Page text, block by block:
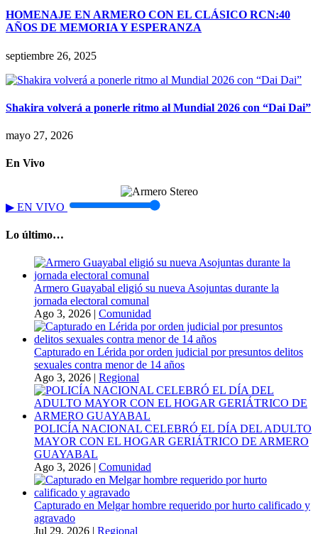
HOMENAJE EN ARMERO CON EL CLÁSICO RCN:40
AÑOS DE MEMORIA Y ESPERANZA
septiembre 26, 2025
Shakira volverá a ponerle ritmo al Mundial 2026 con “Dai Dai”
mayo 27, 2026
En Vivo
▶ EN VIVO
Lo último…
Armero Guayabal eligió su nueva Asojuntas durante la
jornada electoral comunal
Ago 3, 2026 | Comunidad
Capturado en Lérida por orden judicial por presuntos delitos
sexuales contra menor de 14 años
Ago 3, 2026 | Regional
POLICÍA NACIONAL CELEBRÓ EL DÍA DEL ADULTO
MAYOR CON EL HOGAR GERIÁTRICO DE ARMERO
GUAYABAL
Ago 3, 2026 | Comunidad
Capturado en Melgar hombre requerido por hurto calificado y
agravado
Jul 29, 2026 | Regional